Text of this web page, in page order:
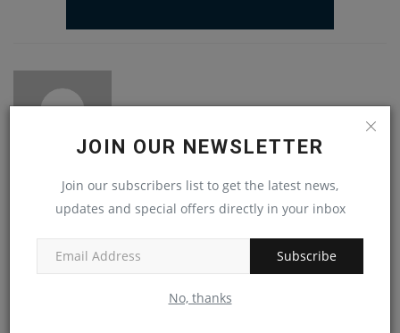
JOIN OUR NEWSLETTER
Join our subscribers list to get the latest news,
updates and special offers directly in your inbox
Subscribe
No, thanks